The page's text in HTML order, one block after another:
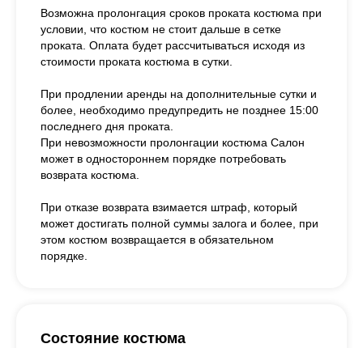
Возможна пролонгация сроков проката костюма при
условии, что костюм не стоит дальше в сетке
проката. Оплата будет рассчитываться исходя из
стоимости проката костюма в сутки.
При продлении аренды на дополнительные сутки и
более, необходимо предупредить не позднее 15:00
последнего дня проката.
При невозможности пролонгации костюма Салон
может в одностороннем порядке потребовать
возврата костюма.
При отказе возврата взимается штраф, который
может достигать полной суммы залога и более, при
этом костюм возвращается в обязательном
порядке.
Состояние костюма